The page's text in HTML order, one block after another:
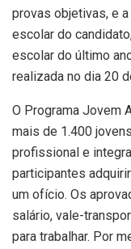
provas objetivas, e
escolar do
escolar do último
realizada no dia 20
O Programa Jovem
mais de 1.400
profissional e
participantes
um ofício. Os
salário, vale-
para trabalhar. Por